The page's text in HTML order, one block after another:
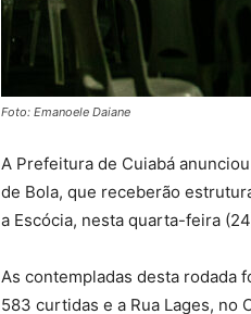
Foto: Emanoele Daiane
A Prefeitura de Cuiabá
de Bola, que receberão
a Escócia, nesta quarta-feira
As contempladas desta rodada
583 curtidas e a Rua Lages, no